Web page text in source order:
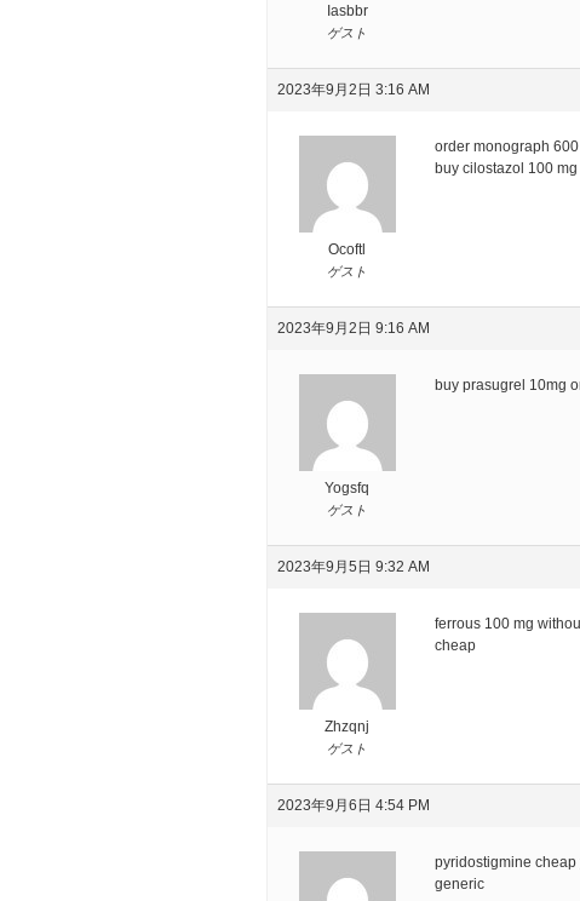
Iasbbr
ゲスト
2023年9月2日 3:16 AM
Ocoftl
ゲスト
order monograph
buy cilostazol 100 mg
2023年9月2日 9:16 AM
Yogsfq
ゲスト
buy prasugrel 10mg
2023年9月5日 9:32 AM
Zhzqnj
ゲスト
ferrous 100 mg
cheap
2023年9月6日 4:54 PM
pyridostigmine cheap
generic